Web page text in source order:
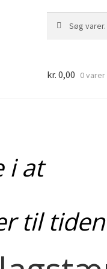
efter:
kr. 0,00 0 varer
i at
til